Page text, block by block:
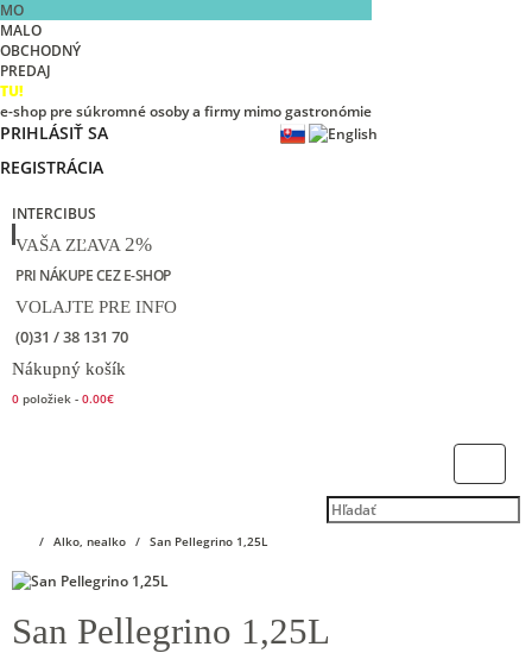
MO
MALO
OBCHODNÝ
PREDAJ
TU!
e-shop pre súkromné osoby a firmy mimo gastronómie
PRIHLÁSIŤ SA
REGISTRÁCIA
INTERCIBUS
VAŠA ZĽAVA 2%
PRI NÁKUPE CEZ E-SHOP
VOLAJTE PRE INFO
(0)31 / 38 131 70
Nákupný košík
0 položiek - 0.00€
Alko, nealko San Pellegrino 1,25L
San Pellegrino 1,25L